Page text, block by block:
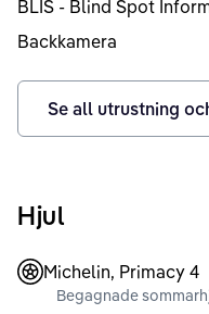
BLIS - Blind Spot
Backkamera
Se all utrustning
Hjul
Michelin, Primacy 4
Begagnade